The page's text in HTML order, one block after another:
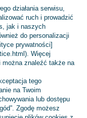
działania serwisu,
ruch i prowadzić
jak i naszych
do personalizacji
prywatności]
Więcej
można znaleźć także na
tego
na Twoim
lub dostępu
Zgodę możesz